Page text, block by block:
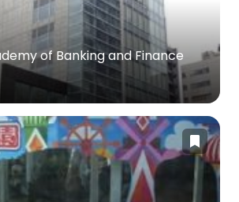
of Banking and Finance